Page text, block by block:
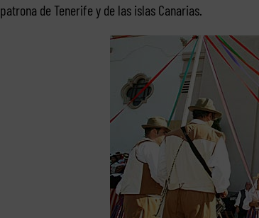
patrona de Tenerife y de las islas Canarias.